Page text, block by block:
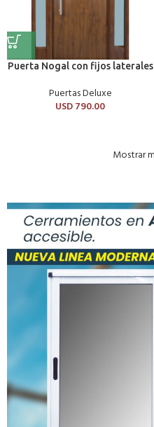
Puerta Nogal con fijos laterales
Puertas Deluxe
USD790.00
Mostrar